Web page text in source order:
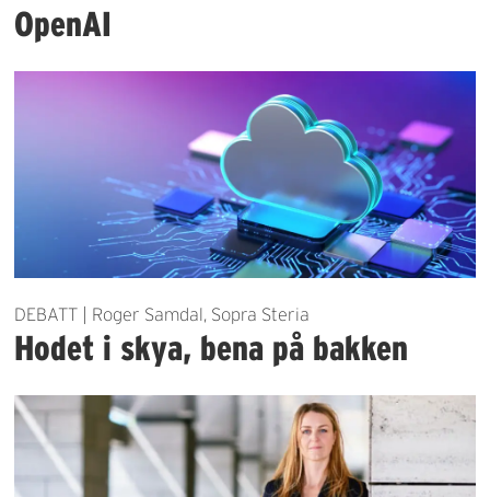
OpenAI
DEBATT | Roger Samdal, Sopra Steria
Hodet i skya, bena på bakken